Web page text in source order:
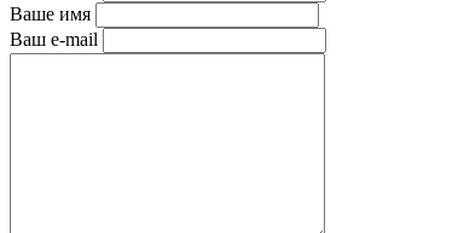
Ваше имя
Ваш e-mail